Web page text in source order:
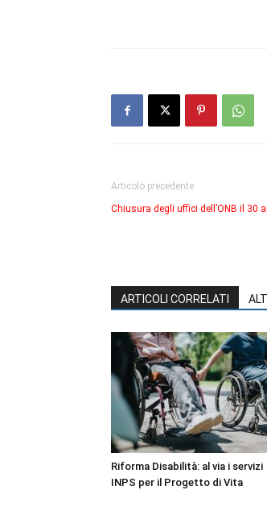
Articolo precedente
Chiusura degli uffici dell’ONB il 30
ARTICOLI CORRELATI
Riforma Disabilità: al via i servizi
INPS per il Progetto di Vita